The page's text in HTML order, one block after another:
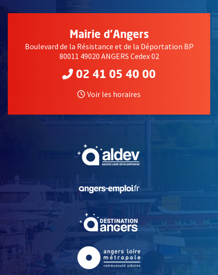
Mairie d'Angers
Boulevard de la Résistance et de la Déportation BP
80011 49020 ANGERS Cedex 02
02 41 05 40 00
Voir les horaires
, Ouvre une nouvelle
, Ouvre une nouvelle